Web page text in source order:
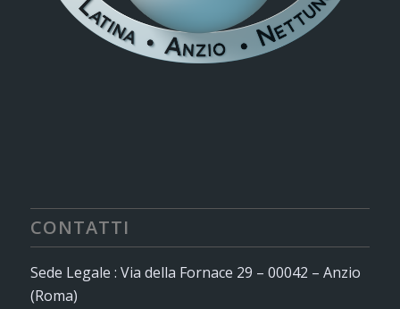
CONTATTI
Sede Legale : Via della Fornace 29 – 00042 – Anzio
(Roma)